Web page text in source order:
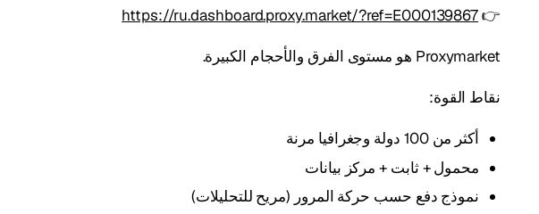
👉
https://ru.dashboard.proxy.market/?ref=E000139867
Proxymarket هو مستوى الفرق والأحجام الكبيرة.
نقاط القوة:
أكثر من 100 دولة وجغرافيا مرنة
محمول + ثابت + مركز بيانات
نموذج دفع حسب حركة المرور (مريح للتحليلات)